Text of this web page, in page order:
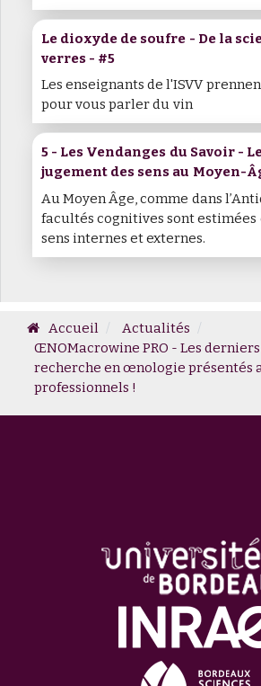
Le dioxyde de soufre - De la
verres - #5
Les enseignants de l'ISVV
pour vous parler du vin
5 - Les Vendanges du Savoir -
jugement des sens au Moyen-
Au Moyen Âge, comme dans
facultés cognitives sont estimées
sens internes et externes.
Accueil
Actualités
ŒNOMacrowine PRO - Les
recherche en œnologie présentés
professionnels !